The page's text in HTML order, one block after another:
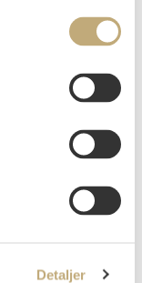
Detaljer